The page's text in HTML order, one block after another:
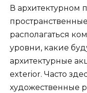
В архитектурном
располагаться
уровни, какие
архитектурные
exterior. Часто
художественные